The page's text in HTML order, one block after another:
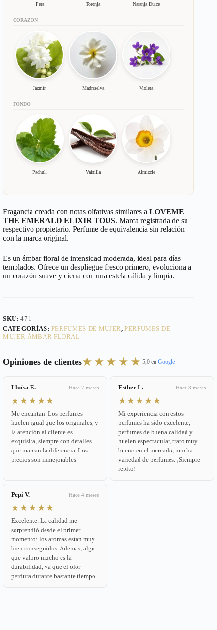
Pera Toronja Naranja Dulce
CORAZON
Jazmín Madreselva Violeta
FONDO
Pachulí Vainilla Almizcle
Fragancia creada con notas olfativas similares a LOVEME
THE EMERALD ELIXIR TOUS. Marca registrada de su
respectivo propietario. Perfume de equivalencia sin relación
con la marca original.
Es un ámbar floral de intensidad moderada, ideal para días
templados. Ofrece un despliegue fresco primero, evoluciona a
un corazón suave y cierra con una estela cálida y limpia.
SKU:471
CATEGORÍAS: PERFUMES DE MUJER,PERFUMES DE
MUJER ÁMBAR FLORAL
Opiniones de clientes★★★★★ 5,0 en Google
Lluïsa E. Hace 7 meses
★★★★★
Me encantan. Los perfumes
huelen igual que los originales, y
la atención al cliente es
exquisita, siempre con detalles
que marcan la diferencia. Los
precios son inmejorables.
Esther L. Hace 8 meses
★★★★★
Mi experiencia con estos
perfumes ha sido excelente,
perfumes de buena calidad y
huelen espectacular, trato muy
bueno en el mercado, mucha
variedad de perfumes. ¡Siempre
repito!
Pepi V. Hace 4 meses
★★★★★
Excelente. La calidad me
sorprendió desde el primer
momento: los aromas están muy
bien conseguidos. Además, algo
que valoro mucho es la
durabilidad, ya que el olor
perdura durante bastante tiempo.